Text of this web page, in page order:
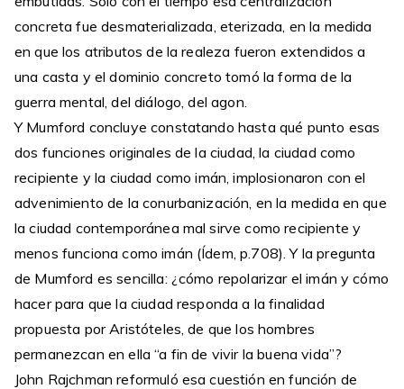
concreta fue desmaterializada, eterizada, en la medida
en que los atributos de la realeza fueron extendidos a
una casta y el dominio concreto tomó la forma de la
guerra mental, del diálogo, del agon.
Y Mumford concluye constatando hasta qué punto esas
dos funciones originales de la ciudad, la ciudad como
recipiente y la ciudad como imán, implosionaron con el
advenimiento de la conurbanización, en la medida en que
la ciudad contemporánea mal sirve como recipiente y
menos funciona como imán (Ídem, p.708). Y la pregunta
de Mumford es sencilla: ¿cómo repolarizar el imán y cómo
hacer para que la ciudad responda a la finalidad
propuesta por Aristóteles, de que los hombres
permanezcan en ella “a fin de vivir la buena vida”?
John Rajchman reformuló esa cuestión en función de